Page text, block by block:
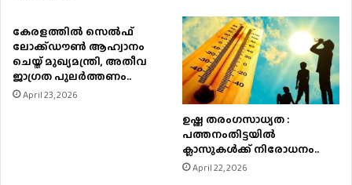
കേരളത്തിൽ സെൽഫ്
ലോക്ക്ഡൗൺ ആഹ്വാനം
ചെയ്ത് മുഖ്യമന്ത്രി, അതീവ
ജാഗ്രത പുലർത്തണം..
April 23, 2026
ഉഷ്ണ തരംഗസാധ്യത :
പത്തനംതിട്ടയില്‍
ക്ലാസുകള്‍ക്ക് നിരോധനം..
April 22, 2026